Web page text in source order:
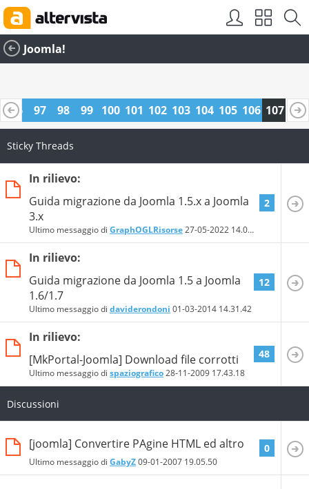
Joomla!
96 97 98 99 100 101 102 103 104 105 106 107
Sticky Threads
In rilievo:
Guida migrazione da Joomla 1.5.x a Joomla
3.x
Ultimo messaggio di GraphOGLRisorse27-05-2022 14.09.34
2
In rilievo:
Guida migrazione da Joomla 1.5 a Joomla
1.6/1.7
Ultimo messaggio di daviderondoni 01-03-2014 14.31.42
12
In rilievo:
[MkPortal-Joomla] Download file corrotti
Ultimo messaggio di spaziografico28-11-2009 17.43.18
48
Discussioni
[joomla] Convertire PAgine HTML ed altro
Ultimo messaggio di GabyZ09-01-2007 19.05.50
0